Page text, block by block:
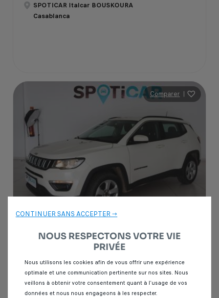
SPOTICAR Italcar BOUSKOURA
Casablanca
Comparer |
Garantie Spoticar12 mois
Jeep Compass
2.2 CRD 163 LIMITED 4X4
50 000 km Diesel 2020 Manuelle
CONTINUER SANS ACCEPTER →
NOUS RESPECTONS VOTRE VIE
PRIVÉE
Nous utilisons les cookies afin de vous offrir une expérience
optimale et une communication pertinente sur nos sites. Nous
veillons à obtenir votre consentement quant à l’usage de vos
données et nous nous engageons à les respecter.